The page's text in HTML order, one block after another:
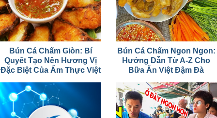
Bún Cá Chấm Giòn: Bí
Quyết Tạo Nên Hương Vị
Đặc Biệt Của Ẩm Thực Việt
Bún Cá Chấm Ngon Ngon:
Hướng Dẫn Từ A-Z Cho
Bữa Ăn Việt Đậm Đà